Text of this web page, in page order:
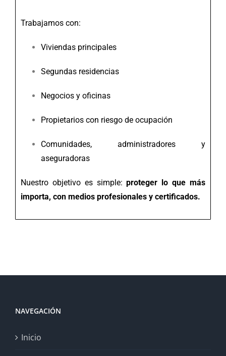
Trabajamos con:
Viviendas principales
Segundas residencias
Negocios y oficinas
Propietarios con riesgo de ocupación
Comunidades, administradores y
aseguradoras
Nuestro objetivo es simple:proteger lo que más
importa, con medios profesionales y certificados.
NAVEGACIÓN
Inicio